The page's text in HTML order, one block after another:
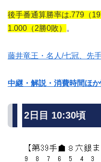
後手番通算勝率は.779（
1.000（2勝0敗）
。
藤井竜王・名人/七冠、先
中継・解説・消費時間ほ
2日目 10:30頃